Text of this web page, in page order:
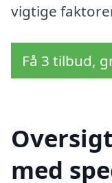
vigtige
Få 3 tilbud,
med